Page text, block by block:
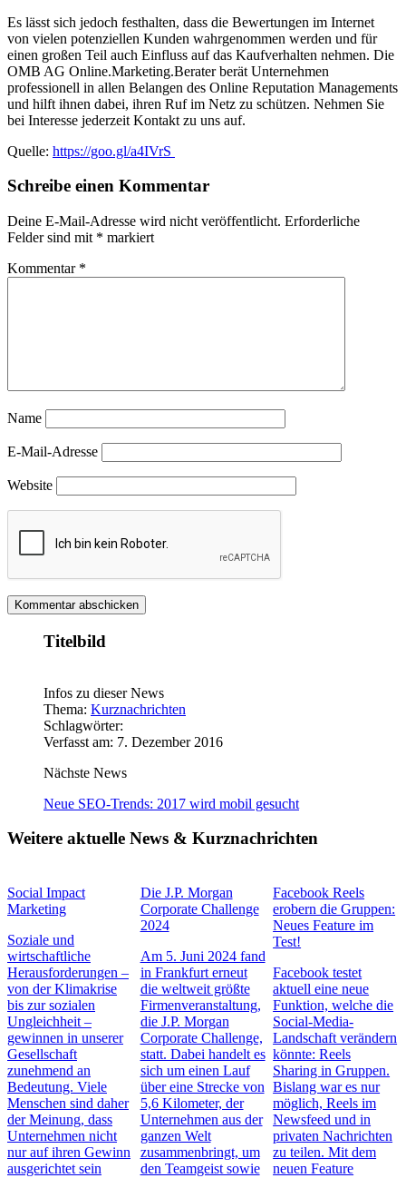
Es lässt sich jedoch festhalten, dass die Bewertungen im Internet
von vielen potenziellen Kunden wahrgenommen werden und für
einen großen Teil auch Einfluss auf das Kaufverhalten nehmen. Die
OMB AG Online.Marketing.Berater berät Unternehmen
professionell in allen Belangen des Online Reputation Managements
und hilft ihnen dabei, ihren Ruf im Netz zu schützen. Nehmen Sie
bei Interesse jederzeit Kontakt zu uns auf.
Quelle: https://goo.gl/a4IVrS
Schreibe einen Kommentar
Deine E-Mail-Adresse wird nicht veröffentlicht. Erforderliche
Felder sind mit * markiert
Kommentar *
Name
E-Mail-Adresse
Website
Titelbild
Infos zu dieser News
Thema: Kurznachrichten
Schlagwörter:
Verfasst am: 7. Dezember 2016
Nächste News
Neue SEO-Trends: 2017 wird mobil gesucht
Weitere aktuelle News & Kurznachrichten
Social Impact
Marketing
Soziale und
wirtschaftliche
Herausforderungen –
von der Klimakrise
bis zur sozialen
Ungleichheit –
gewinnen in unserer
Gesellschaft
zunehmend an
Bedeutung. Viele
Menschen sind daher
der Meinung, dass
Unternehmen nicht
nur auf ihren Gewinn
ausgerichtet sein
Die J.P. Morgan
Corporate Challenge
2024
Am 5. Juni 2024 fand
in Frankfurt erneut
die weltweit größte
Firmenveranstaltung,
die J.P. Morgan
Corporate Challenge,
statt. Dabei handelt es
sich um einen Lauf
über eine Strecke von
5,6 Kilometer, der
Unternehmen aus der
ganzen Welt
zusammenbringt, um
den Teamgeist sowie
Facebook Reels
erobern die Gruppen:
Neues Feature im
Test!
Facebook testet
aktuell eine neue
Funktion, welche die
Social-Media-
Landschaft verändern
könnte: Reels
Sharing in Gruppen.
Bislang war es nur
möglich, Reels im
Newsfeed und in
privaten Nachrichten
zu teilen. Mit dem
neuen Feature